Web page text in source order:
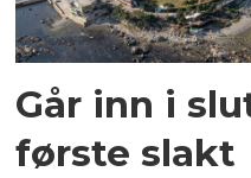
Går inn i
første slakt